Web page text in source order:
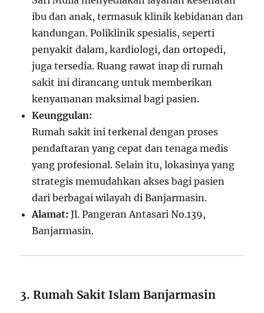
ibu dan anak, termasuk klinik kebidanan dan
kandungan. Poliklinik spesialis, seperti
penyakit dalam, kardiologi, dan ortopedi,
juga tersedia. Ruang rawat inap di rumah
sakit ini dirancang untuk memberikan
kenyamanan maksimal bagi pasien.
Keunggulan:
Rumah sakit ini terkenal dengan proses
pendaftaran yang cepat dan tenaga medis
yang profesional. Selain itu, lokasinya yang
strategis memudahkan akses bagi pasien
dari berbagai wilayah di Banjarmasin.
Alamat: Jl. Pangeran Antasari No.139,
Banjarmasin.
3. Rumah Sakit Islam Banjarmasin